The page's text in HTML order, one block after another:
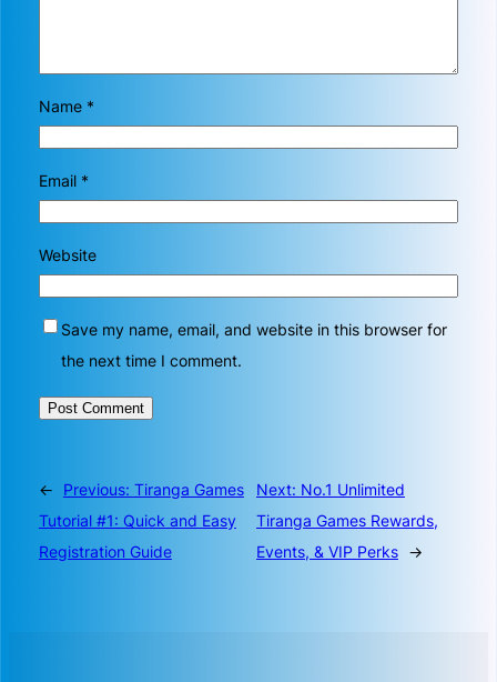
Name *
Email *
Website
Save my name, email, and website in this browser for
the next time I comment.
← Previous: Tiranga Games
Tutorial #1: Quick and Easy
Registration Guide
Next: No.1 Unlimited
Tiranga Games Rewards,
Events, & VIP Perks →